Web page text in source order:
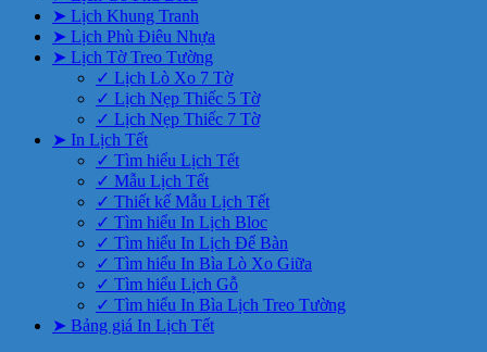
➤ Lịch Khung Tranh
➤ Lịch Phù Điêu Nhựa
➤ Lịch Tờ Treo Tường
✓ Lịch Lò Xo 7 Tờ
✓ Lịch Nẹp Thiếc 5 Tờ
✓ Lịch Nẹp Thiếc 7 Tờ
➤ In Lịch Tết
✓ Tìm hiểu Lịch Tết
✓ Mẫu Lịch Tết
✓ Thiết kế Mẫu Lịch Tết
✓ Tìm hiểu In Lịch Bloc
✓ Tìm hiểu In Lịch Để Bàn
✓ Tìm hiểu In Bìa Lò Xo Giữa
✓ Tìm hiểu Lịch Gỗ
✓ Tìm hiểu In Bìa Lịch Treo Tường
➤ Bảng giá In Lịch Tết